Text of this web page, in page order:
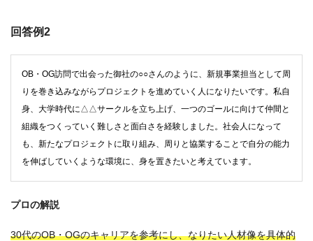
回答例2
OB・OG訪問で出会った御社の○○さんのように、新規事業担当として周
りを巻き込みながらプロジェクトを進めていく人になりたいです。私自
身、大学時代に△△サークルを立ち上げ、一つのゴールに向けて仲間と
組織をつくっていく難しさと面白さを経験しました。社会人になって
も、新たなプロジェクトに取り組み、周りと協業することで自分の能力
を伸ばしていくような環境に、身を置きたいと考えています。
プロの解説
30代のOB・OGのキャリアを参考にし、なりたい人材像を具体的